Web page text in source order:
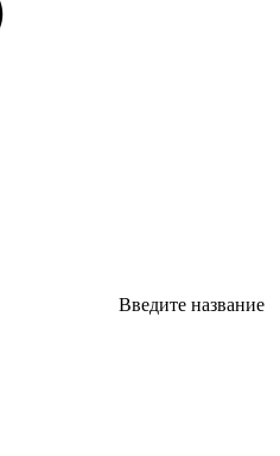
Введите название